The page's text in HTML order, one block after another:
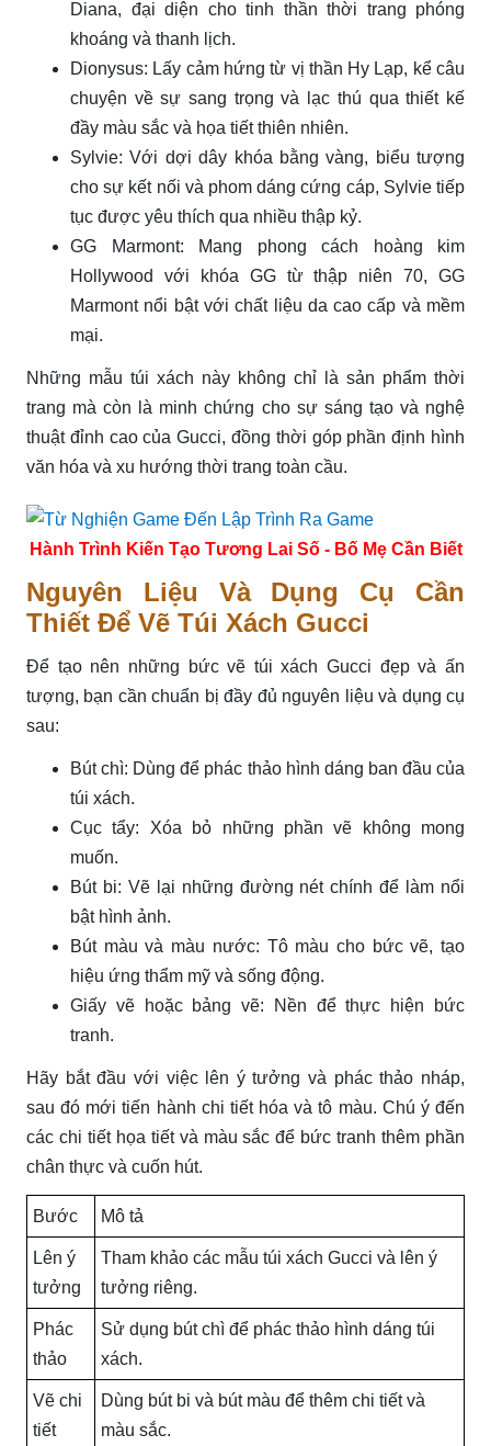
Diana, đại diện cho tinh thần thời trang phóng
khoáng và thanh lịch.
Dionysus: Lấy cảm hứng từ vị thần Hy Lạp, kể câu
chuyện về sự sang trọng và lạc thú qua thiết kế
đầy màu sắc và họa tiết thiên nhiên.
Sylvie: Với dợi dây khóa bằng vàng, biểu tượng
cho sự kết nối và phom dáng cứng cáp, Sylvie tiếp
tục được yêu thích qua nhiều thập kỷ.
GG Marmont: Mang phong cách hoàng kim
Hollywood với khóa GG từ thập niên 70, GG
Marmont nổi bật với chất liệu da cao cấp và mềm
mại.
Những mẫu túi xách này không chỉ là sản phẩm thời
trang mà còn là minh chứng cho sự sáng tạo và nghệ
thuật đỉnh cao của Gucci, đồng thời góp phần định hình
văn hóa và xu hướng thời trang toàn cầu.
Hành Trình Kiến Tạo Tương Lai Số - Bố Mẹ Cần Biết
Nguyên Liệu Và Dụng Cụ Cần
Thiết Để Vẽ Túi Xách Gucci
Để tạo nên những bức vẽ túi xách Gucci đẹp và ấn
tượng, bạn cần chuẩn bị đầy đủ nguyên liệu và dụng cụ
sau:
Bút chì: Dùng để phác thảo hình dáng ban đầu của
túi xách.
Cục tẩy: Xóa bỏ những phần vẽ không mong
muốn.
Bút bi: Vẽ lại những đường nét chính để làm nổi
bật hình ảnh.
Bút màu và màu nước: Tô màu cho bức vẽ, tạo
hiệu ứng thẩm mỹ và sống động.
Giấy vẽ hoặc bảng vẽ: Nền để thực hiện bức
tranh.
Hãy bắt đầu với việc lên ý tưởng và phác thảo nháp,
sau đó mới tiến hành chi tiết hóa và tô màu. Chú ý đến
các chi tiết họa tiết và màu sắc để bức tranh thêm phần
chân thực và cuốn hút.
Bước Mô tả
Lên ý
tưởng
Tham khảo các mẫu túi xách Gucci và lên ý
tưởng riêng.
Phác
thảo
Sử dụng bút chì để phác thảo hình dáng túi
xách.
Vẽ chi
tiết
Dùng bút bi và bút màu để thêm chi tiết và
màu sắc.